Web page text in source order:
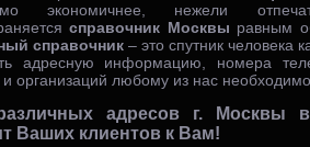
экономичнее, нежели
справочник Москвы равным
справочник – это спутник человека
адресную информацию, номера
организаций любому из нас
адресов г. Москвы
Ваших клиентов к Вам!